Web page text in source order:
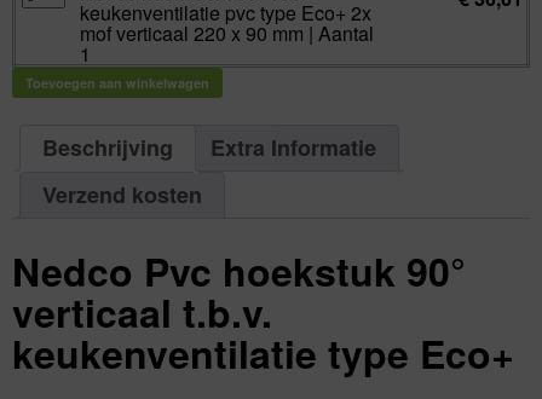
Eco+
169
x
77
90°
keukenventilatie
type
Eco+
2x
Aantal
keukenventilatie pvc type Eco+ 2x
mof verticaal 220 x 90 mm | Aantal
1
Toevoegen aan winkelwagen
Beschrijving
Extra Informatie
Verzend kosten
Nedco Pvc hoekstuk 90°
verticaal t.b.v.
keukenventilatie type Eco+